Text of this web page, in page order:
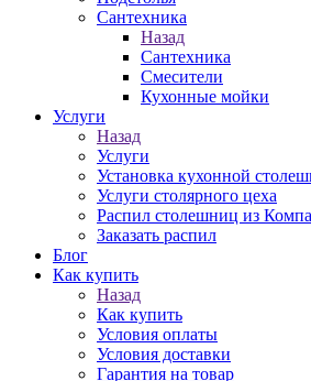
Сантехника
Назад
Сантехника
Смесители
Кухонные мойки
Услуги
Назад
Услуги
Установка кухонной
Услуги столярного цеха
Распил столешниц из
Заказать распил
Блог
Как купить
Назад
Как купить
Условия оплаты
Условия доставки
Гарантия на товар